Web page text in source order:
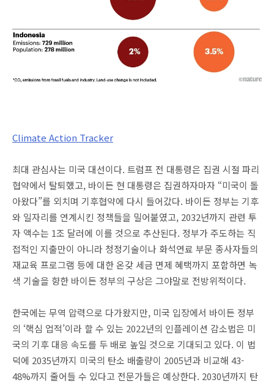
Climate Action Tracker
최대 관심사는 미국 대선이다. 트럼프 전 대통령은 집권 시절 파리
협약에서 탈퇴했고, 바이든 현 대통령은 집권하자마자 “미국이 돌
아왔다”를 외치며 기후협약에 다시 들어갔다. 바이든 정부는 기후
와 일자리를 연계시킨 정책들을 밀어붙였고, 2032년까지 관련 투
자 액수는 1조 달러에 이를 것으로 추산된다. 정부가 주도하는 직
접적인 지출만이 아니라 청정기술이나 화석연료 부문 종사자들의
재교육 프로그램 등에 대한 온갖 세금 면제 혜택까지 포함하면 녹
색 기술을 향한 바이든 정부의 구상은 그야말로 전방위적이다.
한국에는 무역 압력으로 다가왔지만, 미국 입장에서 바이든 정부
의 ‘핵심 업적’이라 할 수 있는 2022년의 인플레이션 감소법은 미
국의 기후 대응 속도를 두 배로 높일 것으로 기대되고 있다. 이 법
덕에 2035년까지 미국의 탄소 배출량이 2005년과 비교해 43-
48%까지 줄어들 수 있다고 전문가들은 예상한다. 2030년까지 탄